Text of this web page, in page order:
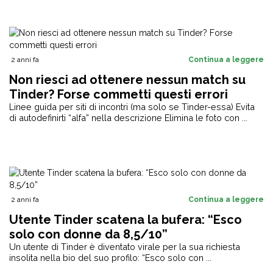
2 anni fa Continua a leggere
Non riesci ad ottenere nessun match su
Tinder? Forse commetti questi errori
Linee guida per siti di incontri (ma solo se Tinder-essa) Evita
di autodefinirti “alfa” nella descrizione Elimina le foto con ...
2 anni fa Continua a leggere
Utente Tinder scatena la bufera: “Esco
solo con donne da 8,5/10”
Un utente di Tinder è diventato virale per la sua richiesta
insolita nella bio del suo profilo: “Esco solo con ...